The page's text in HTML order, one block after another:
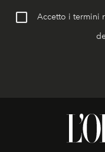
Accetto i termini